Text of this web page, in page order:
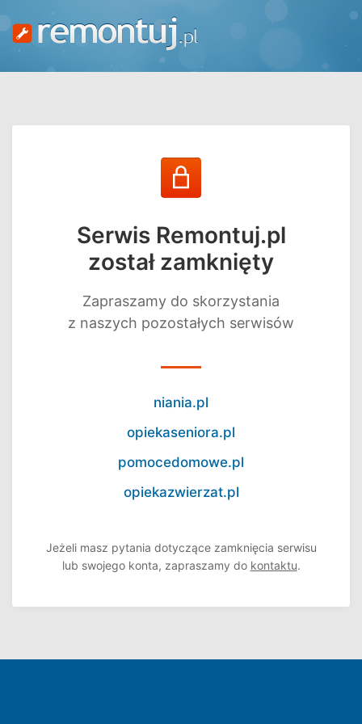
Serwis Remontuj.pl
został zamknięty
Zapraszamy do skorzystania
z naszych pozostałych serwisów
niania.pl
opiekaseniora.pl
pomocedomowe.pl
opiekazwierzat.pl
Jeżeli masz pytania dotyczące zamknięcia serwisu
lub swojego konta, zapraszamy do kontaktu.